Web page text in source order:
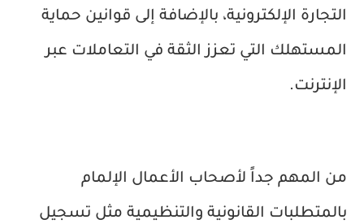
التجارة الإلكترونية، بالإضافة إلى قوانين حماية
المستهلك التي تعزز الثقة في التعاملات عبر
الإنترنت.
من المهم جداً لأصحاب الأعمال الإلمام
بالمتطلبات القانونية والتنظيمية مثل تسجيل